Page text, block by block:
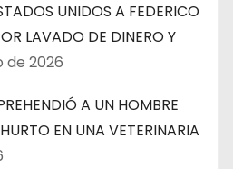
UNIDOS A FEDERICO
LAVADO DE DINERO Y
de 2026
A UN HOMBRE
EN UNA VETERINARIA